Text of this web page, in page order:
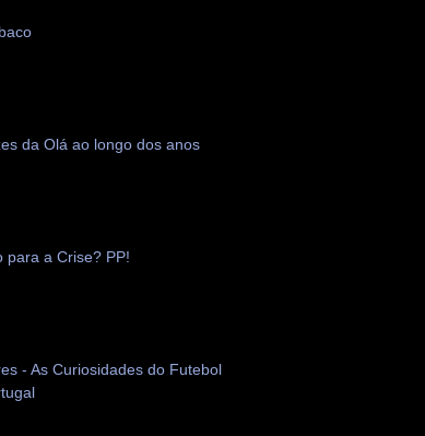
da Olá ao longo dos anos
para a Crise? PP!
- As Curiosidades do Futebol